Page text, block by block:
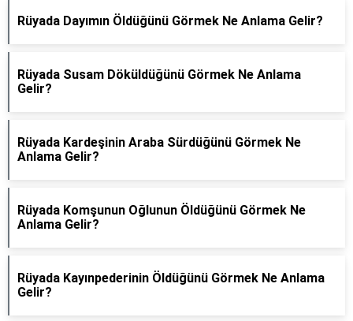
Rüyada Dayımın Öldüğünü Görmek Ne Anlama Gelir?
Rüyada Susam Döküldüğünü Görmek Ne Anlama
Gelir?
Rüyada Kardeşinin Araba Sürdüğünü Görmek Ne
Anlama Gelir?
Rüyada Komşunun Oğlunun Öldüğünü Görmek Ne
Anlama Gelir?
Rüyada Kayınpederinin Öldüğünü Görmek Ne Anlama
Gelir?